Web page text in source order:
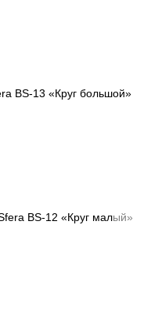
BS-13 «Круг большой»